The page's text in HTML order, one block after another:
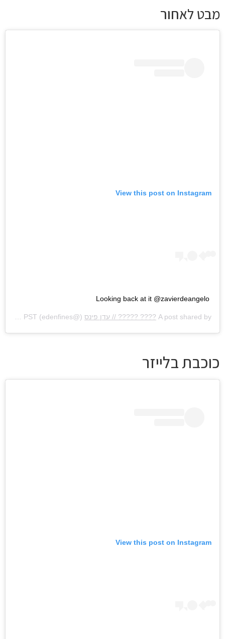
מבט לאחור
View this post on Instagram
Looking back at it @zavierdeangelo
A post shared by ???? ????? // עדן פינס (@edenfines) on
Feb 11, 2018 at 6:30am PST
כוכבת בלייזר
View this post on Instagram